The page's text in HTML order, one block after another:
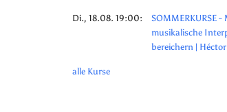
Di., 18.08. 19:00:
SOMMERKURSE
musikalische
bereichern |
alle Kurse